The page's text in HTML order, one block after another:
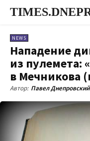
NEWS
Нападение
из пулемета:
в Мечникова
Автор: Павел Днепровский